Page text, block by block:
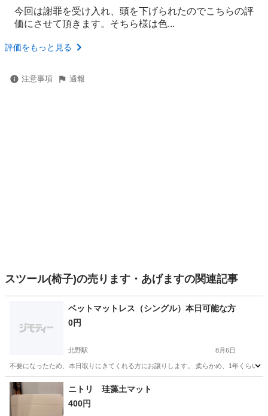
今回は謝罪を受け入れ、頭を下げられたのでこちらの評
価にさせて頂きます。そちら様は色...
評価をもっと見る
注意事項 通報
スツール(椅子)の売ります・あげますの関連記事
ベットマットレス（シングル）本日可能な方
0円
北野駅 8月6日
不要になったため、本日取りにきてくれる方にお譲りします。 柔らかめ、1年くらい
東京 八王子市 北野駅 ベッド
ニトリ 珪藻土マット
400円